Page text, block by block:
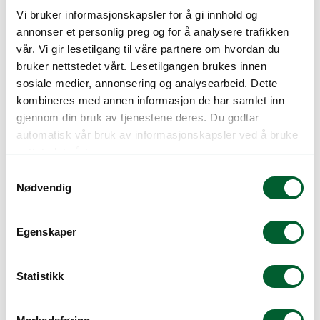
Vi bruker informasjonskapsler for å gi innhold og
annonser et personlig preg og for å analysere trafikken
vår. Vi gir lesetilgang til våre partnere om hvordan du
bruker nettstedet vårt. Lesetilgangen brukes innen
sosiale medier, annonsering og analysearbeid. Dette
kombineres med annen informasjon de har samlet inn
gjennom din bruk av tjenestene deres. Du godtar
automatisk vår bruk av informasjonskapsler ved å bruke
Nødvendig
Egenskaper
Statistikk
Varenr: 45967020 Varen er på lager